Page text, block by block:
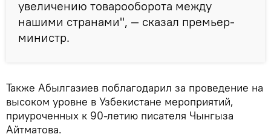
увеличению товарооборота между
нашими странами", — сказал премьер-
министр.
Также Абылгазиев поблагодарил за проведение на
высоком уровне в Узбекистане мероприятий,
приуроченных к 90-летию писателя Чынгыза
Айтматова.